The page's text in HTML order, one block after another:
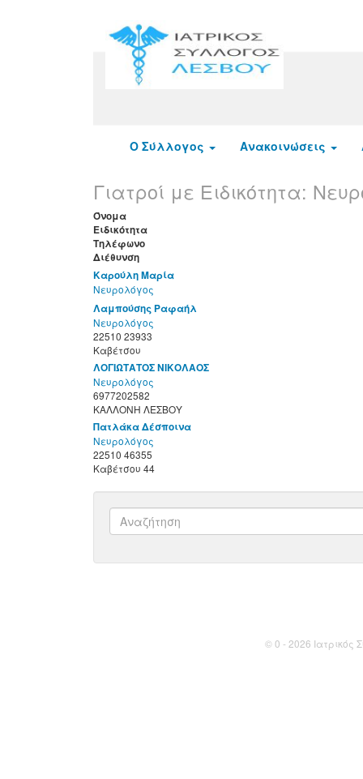
Ο Σύλλογος Ανακοινώσεις
Γιατροί με Ειδικότητα:
Όνομα
Ειδικότητα
Τηλέφωνο
Διέθυνση
Καρούλη Μαρία
Νευρολόγος
Λαμπούσης Ραφαήλ
Νευρολόγος
22510 23933
Καβέτσου
ΛΟΓΙΩΤΑΤΟΣ ΝΙΚΟΛΑΟΣ
Νευρολόγος
6977202582
ΚΑΛΛΟΝΗ ΛΕΣΒΟΥ
Πατλάκα Δέσποινα
Νευρολόγος
22510 46355
Καβέτσου 44
© 0 - 2026 Ιατρικός